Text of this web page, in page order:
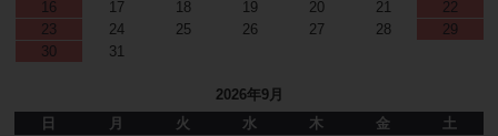
16
17 18 19 20 21
22
23
24 25 26 27 28
29
30
31
2026年9月
日
月 火 水 木 金
土